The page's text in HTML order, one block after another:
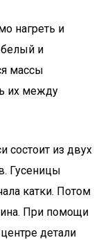
нагреть и
и
массы
их между
состоит из двух
Гусеницы
катки. Потом
При помощи
детали